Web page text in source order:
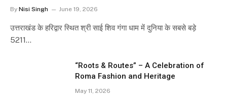
By Nisi Singh June 19, 2026
उत्तराखंड के हरिद्वार स्थित श्री साई शिव गंगा धाम में दुनिया के सबसे बड़े
5211…
“Roots & Routes” – A Celebration of
Roma Fashion and Heritage
May 11, 2026